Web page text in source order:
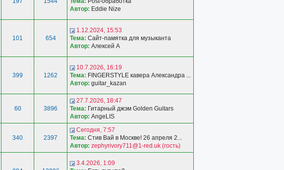
Автор: Eddie Nize
101 654
1.12.2024, 15:53
Тема: Сайт-памятка для музыканта
Автор: Алексей А
399 1262
10.7.2026, 16:19
Тема: FINGERSTYLE кавера Александра ...
Автор: guitar_kazan
60 3896
27.7.2026, 18:47
Тема: Гитарный джэм Golden Guitars
Автор: AngeLIS
340 2397
Сегодня, 7:57
Тема: Стив Вай в Москве! 26 апреля 2...
Автор: zephyrivory711@1-red.uk (гость)
3.4.2026, 1:09